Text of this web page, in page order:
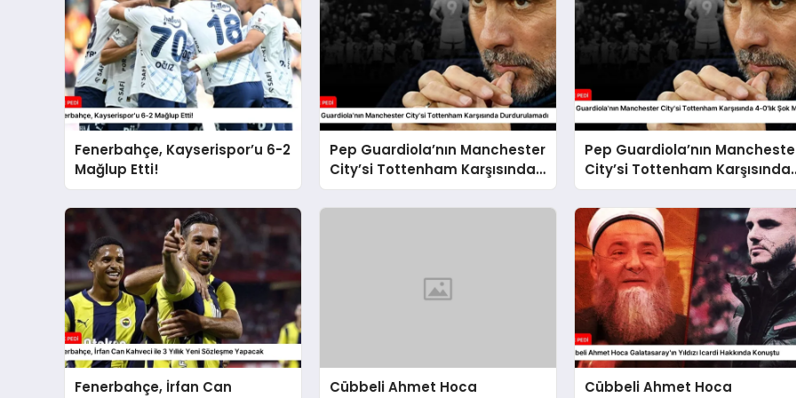
Fenerbahçe, Kayserispor’u 6-2
Mağlup Etti!
Pep Guardiola’nın Manchester
City’si Tottenham Karşısında
Durdurulamadı
Pep Guardiola’nın
City’si Tottenham Karşısında
4-0’lık Şok Mağlubiyeti Aldı
Fenerbahçe, İrfan Can
Cübbeli Ahmet Hoca
Cübbeli Ahmet Hoca